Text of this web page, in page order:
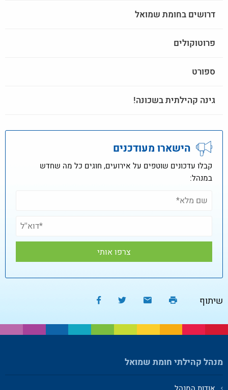
דרושים בחומת שמואל
פרוטוקולים
ספורט
גינה קהילתית בשכונה!
הישארו מעודכנים
קבלו עדכונים שוטפים על אירועים, חוגים כל מה שחדש
במנהל:
שיתוף
מנהל קהילתי חומת שמואל